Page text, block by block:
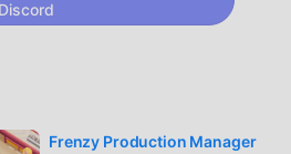
Discord
Frenzy Production Manager